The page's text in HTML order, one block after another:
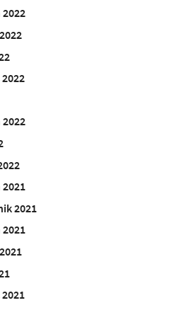
2022
2021
2021